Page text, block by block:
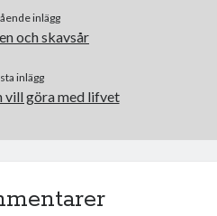
inlägg
och skavsår
inlägg
vill göra med lifvet